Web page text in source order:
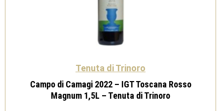
Tenuta di Trinoro
Campo di Camagi 2022 – IGT Toscana Rosso
Magnum 1,5L – Tenuta di Trinoro